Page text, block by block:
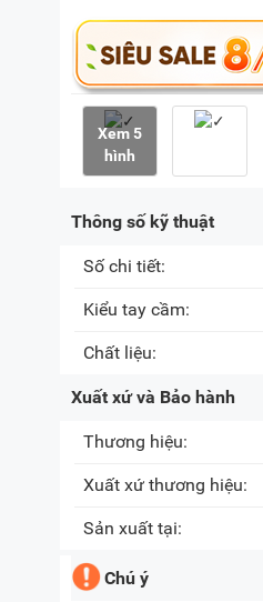
Xem 5
hình
Thông số kỹ thuật
Số chi tiết:
Kiểu tay cầm:
Chất liệu:
Xuất xứ và Bảo hành
Thương hiệu:
Xuất xứ thương hiệu:
Sản xuất tại:
Chú ý